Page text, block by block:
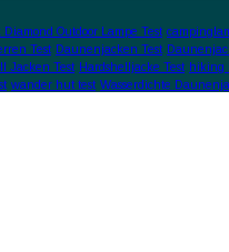
Diamond Outdoor Lampe Test
Test Daunenjacken Test
Jacken Test Hardshelljacke Test hiking
wander hut test Wasserdichte